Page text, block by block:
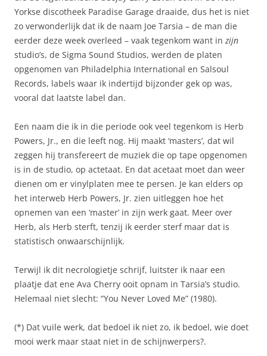
Yorkse discotheek Paradise Garage draaide, dus het is niet
zo verwonderlijk dat ik de naam Joe Tarsia – de man die
eerder deze week overleed – vaak tegenkom want in zijn
studio’s, de Sigma Sound Studios, werden de platen
opgenomen van Philadelphia International en Salsoul
Records, labels waar ik indertijd bijzonder gek op was,
vooral dat laatste label dan.
Een naam die ik in die periode ook veel tegenkom is Herb
Powers, Jr., en die leeft nog. Hij maakt ‘masters’, dat wil
zeggen hij transfereert de muziek die op tape opgenomen
is in de studio, op actetaat. En dat acetaat moet dan weer
dienen om er vinylplaten mee te persen. Je kan elders op
het interweb Herb Powers, Jr. zien uitleggen hoe het
opnemen van een ‘master’ in zijn werk gaat. Meer over
Herb, als Herb sterft, tenzij ik eerder sterf maar dat is
statistisch onwaarschijnlijk.
Terwijl ik dit necrologietje schrijf, luitster ik naar een
plaatje dat ene Ava Cherry ooit opnam in Tarsia’s studio.
Helemaal niet slecht: “You Never Loved Me” (1980).
(*) Dat vuile werk, dat bedoel ik niet zo, ik bedoel, wie doet
mooi werk maar staat niet in de schijnwerpers?.